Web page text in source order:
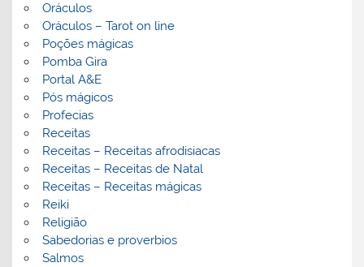
Oráculos
Oráculos – Tarot on line
Poções mágicas
Pomba Gira
Portal A&E
Pós mágicos
Profecias
Receitas
Receitas – Receitas afrodisiacas
Receitas – Receitas de Natal
Receitas – Receitas mágicas
Reiki
Religião
Sabedorias e proverbios
Salmos